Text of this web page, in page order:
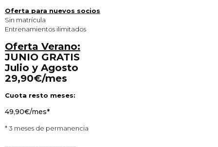
Oferta para nuevos socios
Sin matrícula
Entrenamientos ilimitados
Oferta Verano:
JUNIO GRATIS
Julio y Agosto
29,90€/mes
Cuota resto meses:
49,90€/mes*
* 3 meses de permanencia